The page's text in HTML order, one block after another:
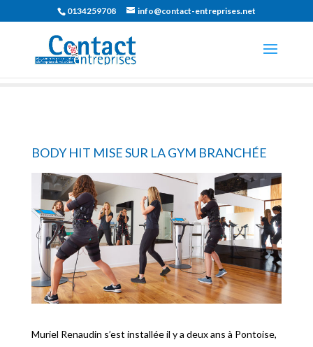
0134259708 info@contact-entreprises.net
BODY HIT MISE SUR LA GYM BRANCHÉE
Muriel Renaudin s’est installée il y a deux ans à Pontoise,